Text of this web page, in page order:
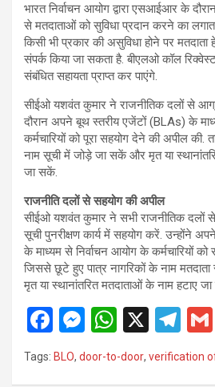
भारत निर्वाचन आयोग द्वारा एसआईआर के
से मतदाताओं को सुविधा प्रदान करने का
किसी भी प्रकार की असुविधा होने पर
संपर्क किया जा सकता है. बीएलओ कॉल
संबंधित सहायता प्राप्त कर पाएंगे.
सीईओ यशवंत कुमार ने राजनीतिक दलों से
दौरान अपने बूथ स्तरीय एजेंटों (BLAs) के
कर्मचारियों को पूरा सहयोग देने की अपील की.
नाम सूची में जोड़े जा सकें और मृत या
जा सकें.
राजनीति दलों से सहयोग की अपील
सीईओ यशवंत कुमार ने सभी राजनीतिक दलों
सूची पुनरीक्षण कार्य में सहयोग करें. उन्होंने
के माध्यम से निर्वाचन आयोग के कर्मचारियों
जिससे छूटे हुए पात्र नागरिकों के नाम
मृत या स्थानांतरित मतदाताओं के नाम हटाए
F
a
ce
M
es
se
W
h
at
X
T
el
e
Tags: BLO, door-to-door, verification